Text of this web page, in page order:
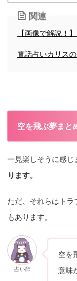
関連
【画像で解説！
電話占いカリス
空を飛ぶ夢まと
一見楽しそうに感じ
ります。
ただ、それらはト
もあります。
占い師
空を
意味